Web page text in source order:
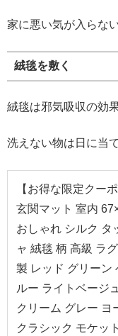
家に悪い気が入らな
絨毯を敷く
絨毯は邪気吸収の効
洗えない物は日に当
【お得な限定クー
玄関マット 室内
おしゃれ シルク タ
ャ 絨毯 柄 高級 ラ
製 レッド グリーン
ルー ライトベージ
クリーム グレー ヨ
クラシック モケッ